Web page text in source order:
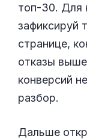
топ-30. Для
зафиксируй
странице,
отказы
конверсий
разбор.
Дальше